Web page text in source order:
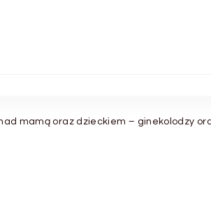
mamą oraz dzieckiem – ginekolodzy